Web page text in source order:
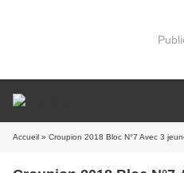
Accueil » Croupion 2018 Bloc N°7 Avec 3